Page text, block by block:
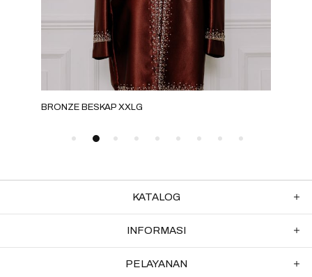
BRONZE BESKAP XXLG
KATALOG
INFORMASI
PELAYANAN